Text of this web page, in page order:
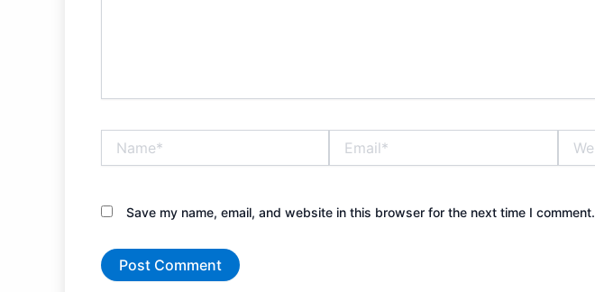
Save my name, email, and website in this browser for the next time I comment.